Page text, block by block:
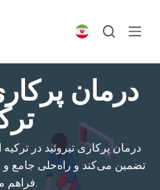
درمان
درمان پرکاری تیروئید در ترکیه
تضمین می‌کند و راه‌حلی جامع و
فراهم می‌آورد.